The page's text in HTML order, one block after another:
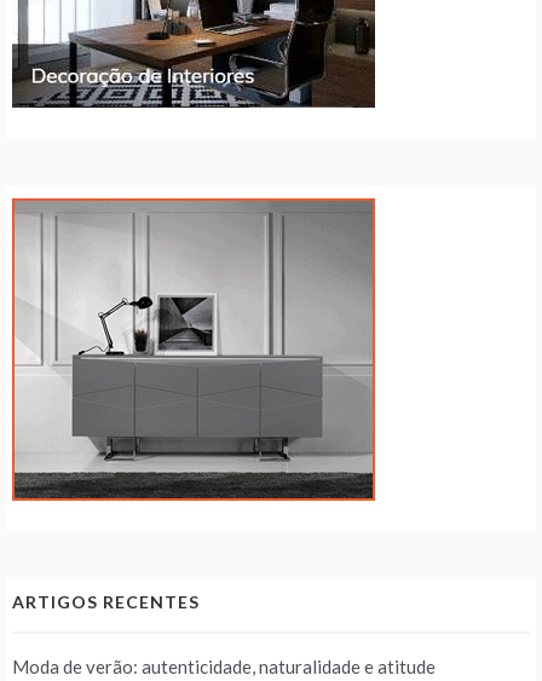
ARTIGOS RECENTES
Moda de verão: autenticidade, naturalidade e atitude